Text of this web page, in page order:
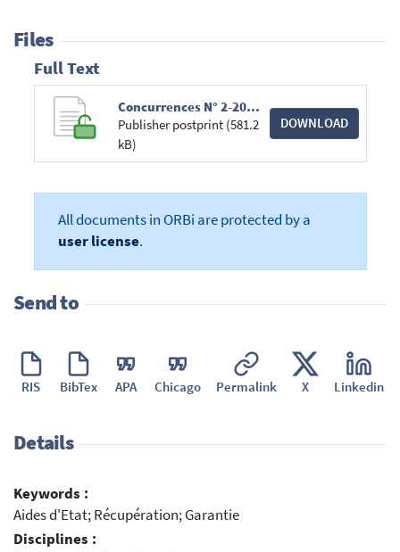
Files
Full Text
Concurrences N° 2-2018 - Chroniques Aides d'Etat.pdf
Publisher postprint (581.2
kB)
DOWNLOAD
All documents in ORBi are protected by a
user license.
Send to
RIS BibTex APA Chicago Permalink X Linkedin
Details
Keywords :
Aides d'Etat; Récupération; Garantie
Disciplines :